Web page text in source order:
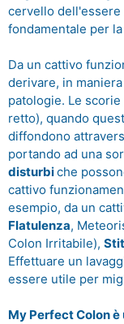
cervello dell'essere
fondamentale per la
Da un cattivo
derivare, in
patologie. Le
retto), quando
diffondono
portando ad una
disturbiche
cattivo
esempio, da un
Flatulenza,
Colon Irritabile),
Effettuare un
essere utile per
My Perfect Colon